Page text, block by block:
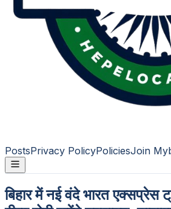
PostsPrivacy PolicyPoliciesJoin
बिहार में नई वंदे भारत एक्सप्रेस